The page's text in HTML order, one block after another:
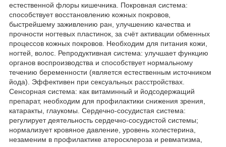
естественной флоры кишечника. Покровная система:
способствует восстановлению кожных покровов,
быстрейшему заживлению ран, улучшению качества и
прочности ногтевых пластинок, за счёт активации обменных
процессов кожных покровов. Необходим для питания кожи,
ногтей, волос. Репродуктивная система: улучшает функцию
органов воспроизводства и способствует нормальному
течению беременности (является естественным источником
йода). Эффективен при сексуальных расстройствах.
Сенсорная система: как витаминный и йодсодержащий
препарат, необходим для профилактики снижения зрения,
катаракты, глаукомы. Сердечно-сосудистая система:
регулирует деятельность сердечно-сосудистой системы;
нормализует кровяное давление, уровень холестерина,
незаменим в профилактике атеросклероза и ревматизма,